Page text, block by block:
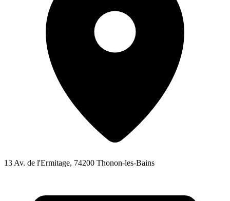
13 Av. de l'Ermitage, 74200 Thonon-les-Bains